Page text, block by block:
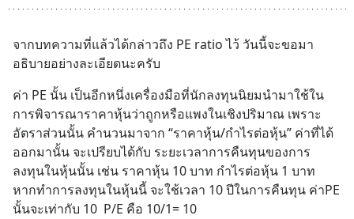
จากบทความที่แล้วได้กล่าวถึง PE ratio ไว้ วันนี้จะขอมา
อธิบายอย่างละเอียดนะครับ
ค่า PE นั้น เป็นอีกหนึ่งเครื่องมือที่นักลงทุนนิยมนำมาใช้ใน
การพิจารณาราคาหุ้นว่าถูกหรือแพงในเชิงปริมาณ เพราะ
อัตราส่วนนั้น คำนวนมาจาก “ราคาหุ้น/กำไรต่อหุ้น” ค่าที่ได้
ออกมานั้น จะเปรียบได้กับ ระยะเวลาการคืนทุนของการ
ลงทุนในหุ้นนั้น เช่น ราคาหุ้น 10 บาท กำไรต่อหุ้น 1 บาท
หากทำการลงทุนในหุ้นนี้ จะใช้เวลา 10 ปีในการคืนทุน ค่าPE
นั้นจะเท่ากับ 10  P/E คือ 10/1= 10